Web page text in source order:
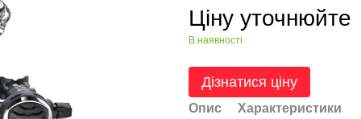
Ціну уточнюйте
В наявності
Дізнатися ціну
Опис Характеристики